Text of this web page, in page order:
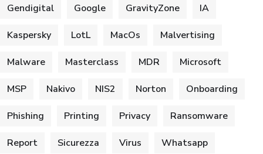
Gendigital Google GravityZone IA
Kaspersky LotL MacOs Malvertising
Malware Masterclass MDR Microsoft
MSP Nakivo NIS2 Norton Onboarding
Phishing Printing Privacy Ransomware
Report Sicurezza Virus Whatsapp